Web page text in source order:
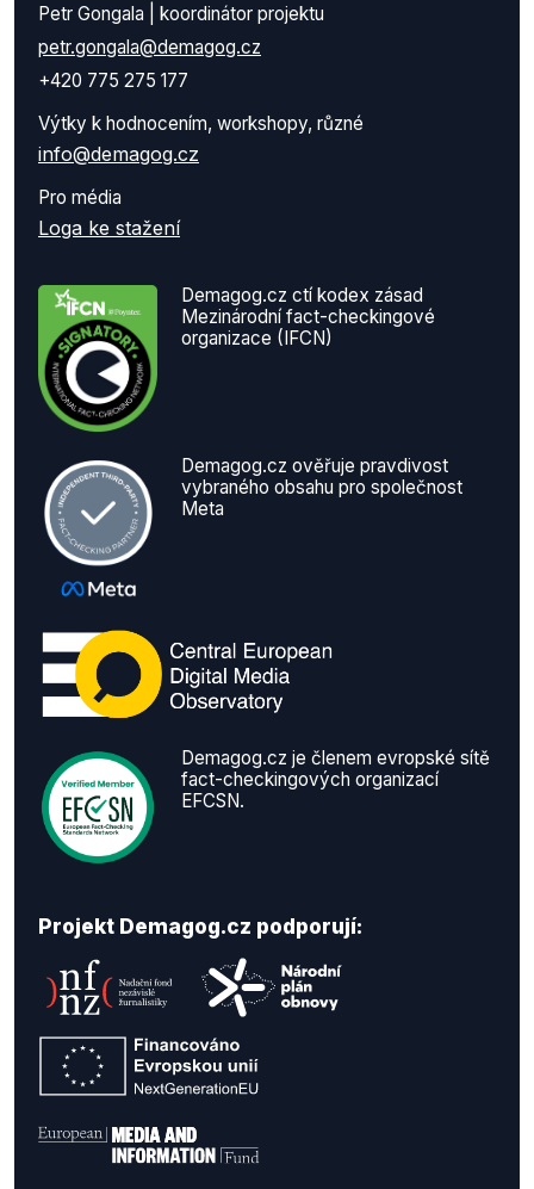
Petr Gongala | koordinátor projektu
petr.gongala@demagog.cz
+420 775 275 177
Výtky k hodnocením, workshopy, různé
info@demagog.cz
Pro média
Loga ke stažení
Demagog.cz ctí kodex zásad
Mezinárodní fact-checkingové
organizace (IFCN)
Demagog.cz ověřuje pravdivost
vybraného obsahu pro společnost
Meta
Demagog.cz je členem evropské sítě
fact-checkingových organizací
EFCSN.
Projekt Demagog.cz podporují: